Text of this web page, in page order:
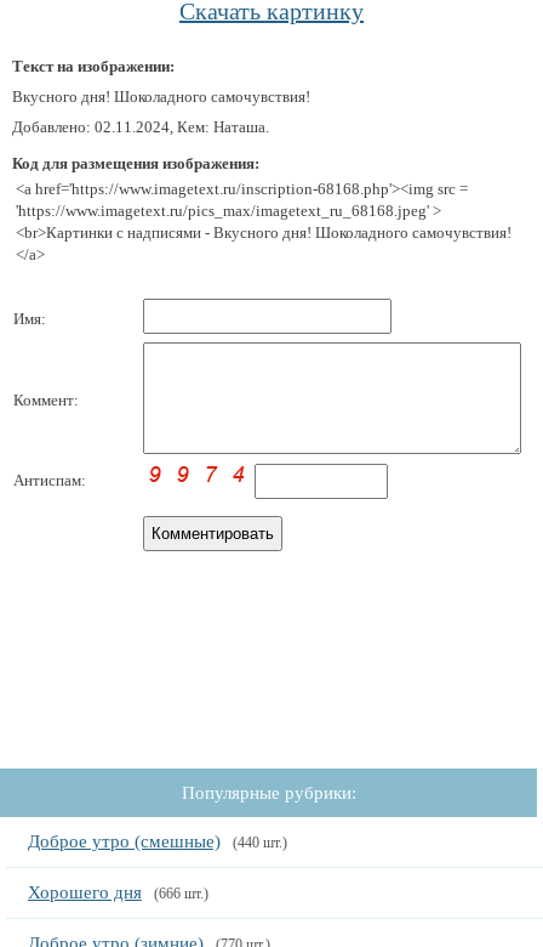
Скачать картинку
Текст на изображении:
Вкусного дня! Шоколадного самочувствия!
Добавлено: 02.11.2024, Кем: Наташа.
Код для размещения изображения:
<a href='https://www.imagetext.ru/inscription-68168.php'><img src =
'https://www.imagetext.ru/pics_max/imagetext_ru_68168.jpeg' >
<br>Картинки с надписями - Вкусного дня! Шоколадного самочувствия!
</a>
Имя:
Коммент:
Антиспам:
Популярные рубрики:
Доброе утро (смешные) (440 шт.)
Хорошего дня (666 шт.)